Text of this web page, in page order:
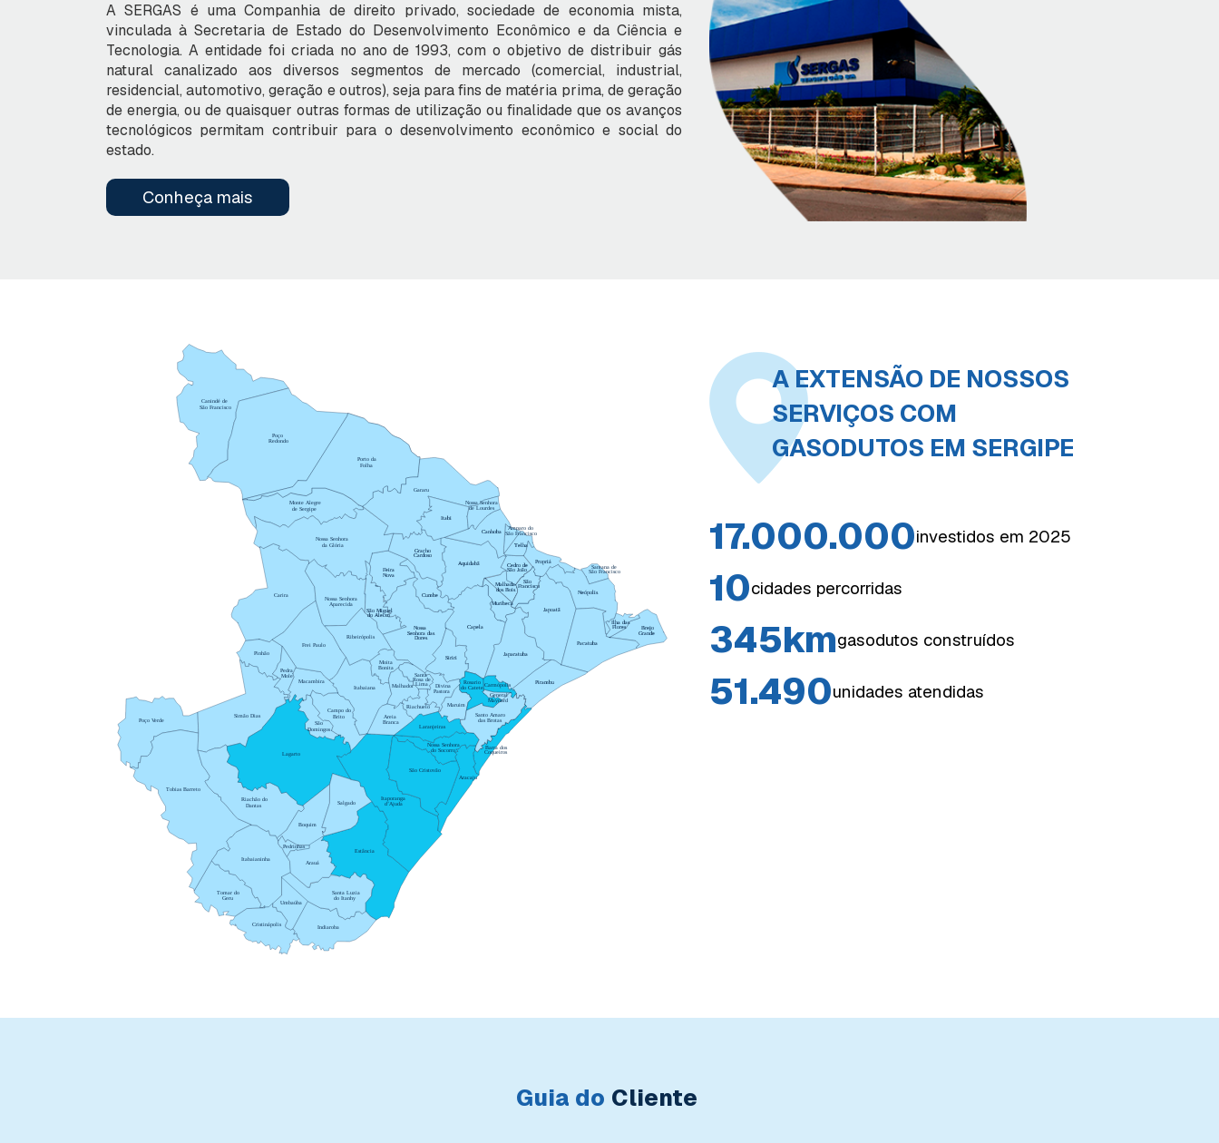
A SERGAS é uma Companhia de direito privado, sociedade de economia mista,
vinculada à Secretaria de Estado do Desenvolvimento Econômico e da Ciência e
Tecnologia. A entidade foi criada no ano de 1993, com o objetivo de distribuir gás
natural canalizado aos diversos segmentos de mercado (comercial, industrial,
residencial, automotivo, geração e outros), seja para fins de matéria prima, de geração
de energia, ou de quaisquer outras formas de utilização ou finalidade que os avanços
tecnológicos permitam contribuir para o desenvolvimento econômico e social do
estado.
Conheça mais
Canindé de
São Francisco
Poço
Redondo
Porto da
Folha
Monte Alegre
de Sergipe
Nossa Senhora
da Glória
Carira
Nossa Senhora
Aparecida
Frei Paulo
Pinhão
Pedra
Mole
Macambira
Simão Dias
Poço Verde
Tobias Barreto
Riachão do
Dantas
Lagarto
São
Domingos
Campo do
Brito
Itabaiana
Moita
Bonita
Malhador
Santa
Rosa de
Lima
Areia
Branca
Laranjeiras
Nossa Senhora
do Socorro
São Cristovão
Itaporanga
d’Ajuda
Salgado
Estância
Santa Luzia
do Itanhy
Indiaroba
Umbaúba
Tomar do
Geru
Cristinápolis
Itabaianinha
Arauá
Pedrinhas
Boquim
Maruim
Divina
Pastora
Rosario
do CateteCarmópolis
General
Maynard
Santo Amaro
das Brotas
Aracaju
Barra dos
Coqueiros
Riachuelo
Ribeirópolis
São Miguel
do Aleixo
Feira
Nova
Gracho
Cardoso
Itabi
Aquidabã
Canhoba
Telha
Propriá
Cedro de
São João
Malhada
dos Bois
Muribeca
São
Francisco
Japoatã
Neópolis
Pacatuba
Ilha das
Flores Brejo
Grande
Pirambu
Japaratuba
Siriri
Cumbe
Nossa
Senhora das
Dores
Capela
Nossa Senhora
de Lourdes
Amparo do
São Francisco
Santana de
São Francisco
Gararu
A EXTENSÃO DE NOSSOS
SERVIÇOS COM
GASODUTOS EM SERGIPE
17.000.000investidos em 2025
10cidades percorridas
345kmgasodutos construídos
51.490unidades atendidas
Guia do Cliente